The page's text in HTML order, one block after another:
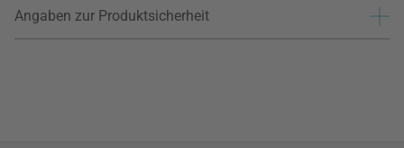
Angaben zur Produktsicherheit